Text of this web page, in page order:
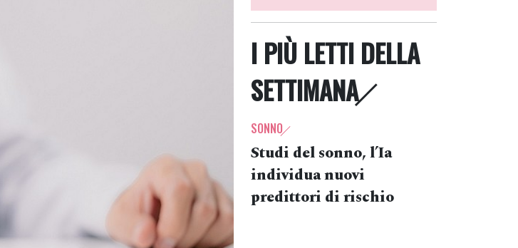
I PIÙ LETTI DELLA
SETTIMANA
SONNO
Studi del sonno, l’Ia
individua nuovi
predittori di rischio